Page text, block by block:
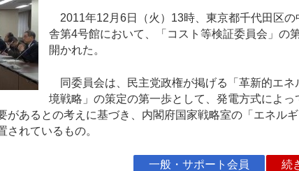
2011年12月6日（火）13時、東京都千代田区の
舎第4号館において、「コスト等検証委員会」の
開かれた。
同委員会は、民主党政権が掲げる「革新的エネ
境戦略」の策定の第一歩として、発電方式によっ
があるとの考えに基づき、内閣府国家戦略室の「エネル
れているもの。
一般・サポート会員 続